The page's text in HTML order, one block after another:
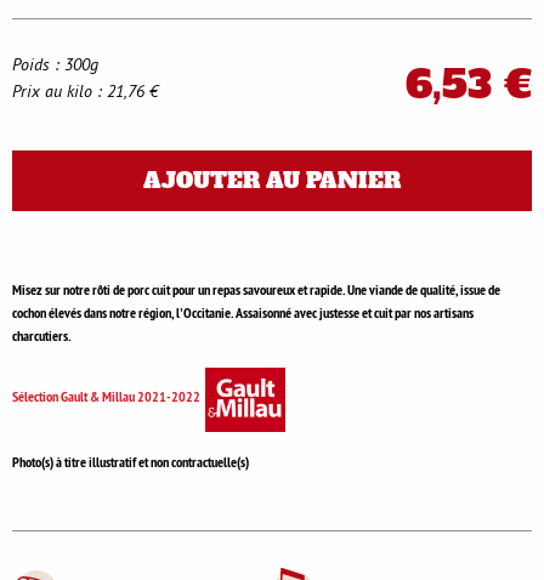
6,53 €
Poids : 300g
Prix au kilo : 21,76 €
AJOUTER AU PANIER
Misez sur notre rôti de porc cuit pour un repas savoureux et rapide. Une viande de qualité, issue de
cochon élevés dans notre région, l'Occitanie. Assaisonné avec justesse et cuit par nos artisans
charcutiers.
Sélection Gault & Millau 2021-2022
Photo(s) à titre illustratif et non contractuelle(s)